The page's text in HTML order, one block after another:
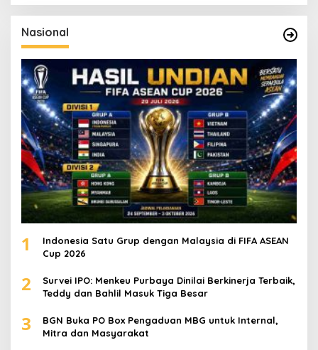
i
u
n
t
u
k
:
Nasional
1
Indonesia Satu Grup dengan Malaysia di FIFA ASEAN
Cup 2026
2
Survei IPO: Menkeu Purbaya Dinilai Berkinerja Terbaik,
Teddy dan Bahlil Masuk Tiga Besar
3
BGN Buka PO Box Pengaduan MBG untuk Internal,
Mitra dan Masyarakat